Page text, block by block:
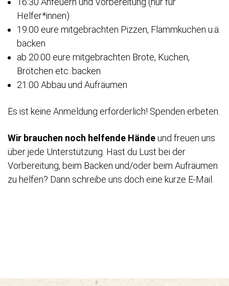
Helfer*innen)
19:00 eure mitgebrachten Pizzen, Flammkuchen u.ä.
backen
ab 20:00 eure mitgebrachten Brote, Kuchen,
Brötchen etc. backen
21:00 Abbau und Aufräumen
Es ist keine Anmeldung erforderlich! Spenden erbeten.
Wir brauchen noch helfende Händeund freuen uns
über jede Unterstützung. Hast du Lust bei der
Vorbereitung, beim Backen und/oder beim Aufräumen
zu helfen? Dann schreibe uns doch eine kurze E-Mail.